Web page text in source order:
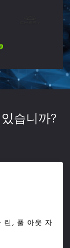
습니까?
린, 풀 아웃 자